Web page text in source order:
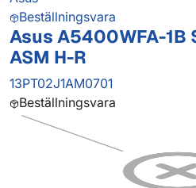
Beställningsvara
Asus A5400WFA-1B
ASM H-R
13PT02J1AM0701
Beställningsvara